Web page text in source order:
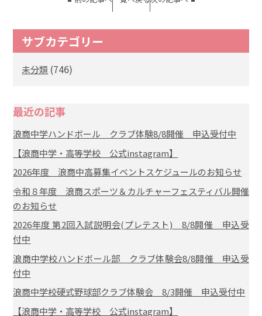
サブカテゴリー
未分類 (746)
最近の記事
浪商中学ハンドボール クラブ体験8/8開催 申込受付中
【浪商中学・高等学校 公式instagram】
2026年度 浪商中高募集イベントスケジュールのお知らせ
令和８年度 浪商スポーツ＆カルチャーフェスティバル開催
のお知らせ
2026年度 第2回入試説明会(プレテスト) 8/8開催 申込受
付中
浪商中学校ハンドボール部 クラブ体験会8/8開催 申込受
付中
浪商中学校硬式野球部クラブ体験会 8/3開催 申込受付中
【浪商中学・高等学校 公式instagram】